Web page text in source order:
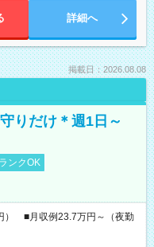
詳細へ
掲載日：2026.08.08
りだけ＊週1日～
ンクOK
） ■月収例23.7万円～（夜勤